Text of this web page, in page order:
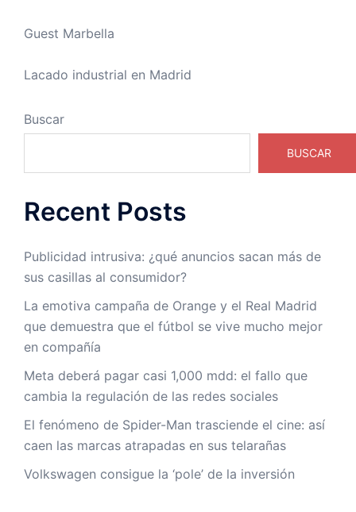
Guest Marbella
Lacado industrial en Madrid
Buscar
BUSCAR
Recent Posts
Publicidad intrusiva: ¿qué anuncios sacan más de
sus casillas al consumidor?
La emotiva campaña de Orange y el Real Madrid
que demuestra que el fútbol se vive mucho mejor
en compañía
Meta deberá pagar casi 1,000 mdd: el fallo que
cambia la regulación de las redes sociales
El fenómeno de Spider-Man trasciende el cine: así
caen las marcas atrapadas en sus telarañas
Volkswagen consigue la ‘pole’ de la inversión